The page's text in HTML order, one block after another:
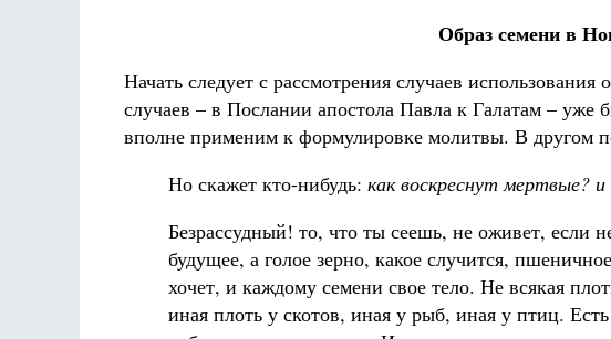
Образ семени в
Начать следует с рассмотрения случаев
случаев – в Послании апостола Павла к Галатам –
вполне применим к формулировке молитвы. В другом
Но скажет кто-нибудь: как воскреснут мертвые?
Безрассудный! то, что ты сеешь, не оживет, если
будущее, а голое зерно, какое случится,
хочет, и каждому семени свое тело. Не всякая
иная плоть у скотов, иная у рыб, иная у птиц.